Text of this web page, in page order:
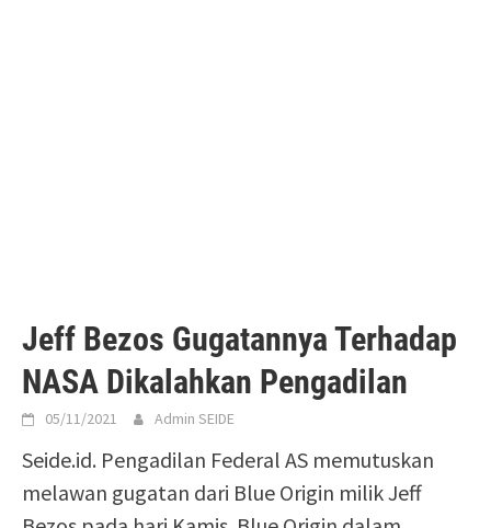
Jeff Bezos Gugatannya Terhadap
NASA Dikalahkan Pengadilan
05/11/2021 Admin SEIDE
Seide.id. Pengadilan Federal AS memutuskan
melawan gugatan dari Blue Origin milik Jeff